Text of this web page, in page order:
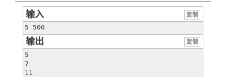
输入
复制
5 500
输出
复制
5
7
11